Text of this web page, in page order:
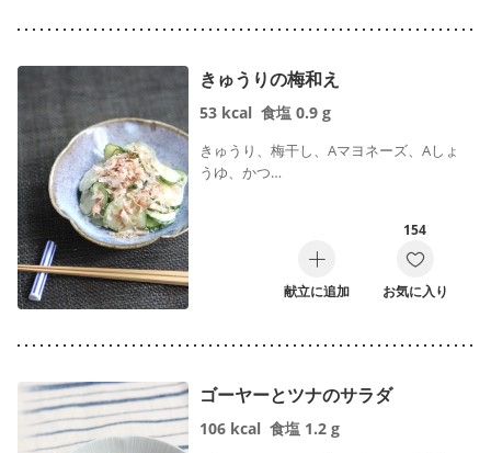
きゅうりの梅和え
53 kcal 食塩 0.9 g
きゅうり、梅干し、Aマヨネーズ、Aしょ
うゆ、かつ…
献立に追加
154
お気に入り
ゴーヤーとツナのサラダ
106 kcal 食塩 1.2 g